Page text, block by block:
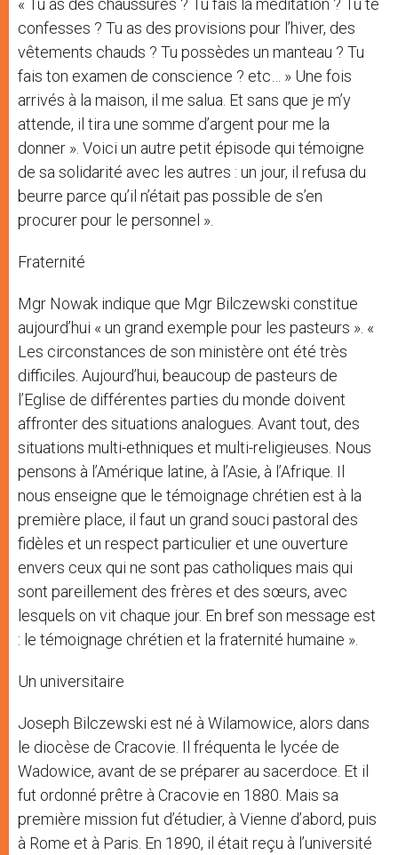
« Tu as des chaussures ? Tu fais la méditation ? Tu te
confesses ? Tu as des provisions pour l’hiver, des
vêtements chauds ? Tu possèdes un manteau ? Tu
fais ton examen de conscience ? etc… » Une fois
arrivés à la maison, il me salua. Et sans que je m’y
attende, il tira une somme d’argent pour me la
donner ». Voici un autre petit épisode qui témoigne
de sa solidarité avec les autres : un jour, il refusa du
beurre parce qu’il n’était pas possible de s’en
procurer pour le personnel ».
Fraternité
Mgr Nowak indique que Mgr Bilczewski constitue
aujourd’hui « un grand exemple pour les pasteurs ». «
Les circonstances de son ministère ont été très
difficiles. Aujourd’hui, beaucoup de pasteurs de
l’Eglise de différentes parties du monde doivent
affronter des situations analogues. Avant tout, des
situations multi-ethniques et multi-religieuses. Nous
pensons à l’Amérique latine, à l’Asie, à l’Afrique. Il
nous enseigne que le témoignage chrétien est à la
première place, il faut un grand souci pastoral des
fidèles et un respect particulier et une ouverture
envers ceux qui ne sont pas catholiques mais qui
sont pareillement des frères et des sœurs, avec
lesquels on vit chaque jour. En bref son message est
: le témoignage chrétien et la fraternité humaine ».
Un universitaire
Joseph Bilczewski est né à Wilamowice, alors dans
le diocèse de Cracovie. Il fréquenta le lycée de
Wadowice, avant de se préparer au sacerdoce. Et il
fut ordonné prêtre à Cracovie en 1880. Mais sa
première mission fut d’étudier, à Vienne d’abord, puis
à Rome et à Paris. En 1890, il était reçu à l’université